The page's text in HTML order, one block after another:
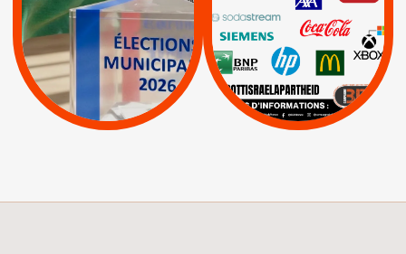
APPELS | Actus |
Espaces Sans
Apartheid
| Lettres d'interpellation
Pétitions
Keter |
Livres et brochures |
Mehadrin | PUMA
Sodastream |
Visuels, tracts,
affiches,...